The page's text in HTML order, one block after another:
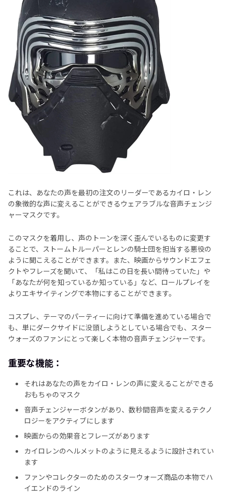
これは、あなたの声を最初の注文のリーダーであるカイロ・レン
の象徴的な声に変えることができるウェアラブルな音声チェンジ
ャーマスクです。
このマスクを着用し、声のトーンを深く歪んでいるものに変更す
ることで、ストームトルーパーとレンの騎士団を担当する悪役の
ように聞こえることができます。また、映画からサウンドエフェ
クトやフレーズを聞いて、「私はこの日を長い間待っていた」や
「あなたが何を知っているか知っている」など、ロールプレイを
よりエキサイティングで本物にすることができます。
コスプレ、テーマのパーティーに向けて準備を進めている場合で
も、単にダークサイドに没頭しようとしている場合でも、スター
ウォーズのファンにとって楽しく本物の音声チェンジャーです。
重要な機能：
それはあなたの声をカイロ・レンの声に変えることができる
おもちゃのマスク
音声チェンジャーボタンがあり、数秒間音声を変えるテクノ
ロジーをアクティブにします
映画からの効果音とフレーズがあります
カイロレンのヘルメットのように見えるように設計されてい
ます
ファンやコレクターのためのスターウォーズ商品の本物でハ
イエンドのライン